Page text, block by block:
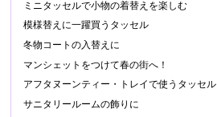
ミニタッセルで小物の着替えを楽しむ
模様替えに一躍買うタッセル
冬物コートの入替えに
マンシェットをつけて春の街へ！
アフタヌーンティー・トレイで使うタッセル
サニタリールームの飾りに